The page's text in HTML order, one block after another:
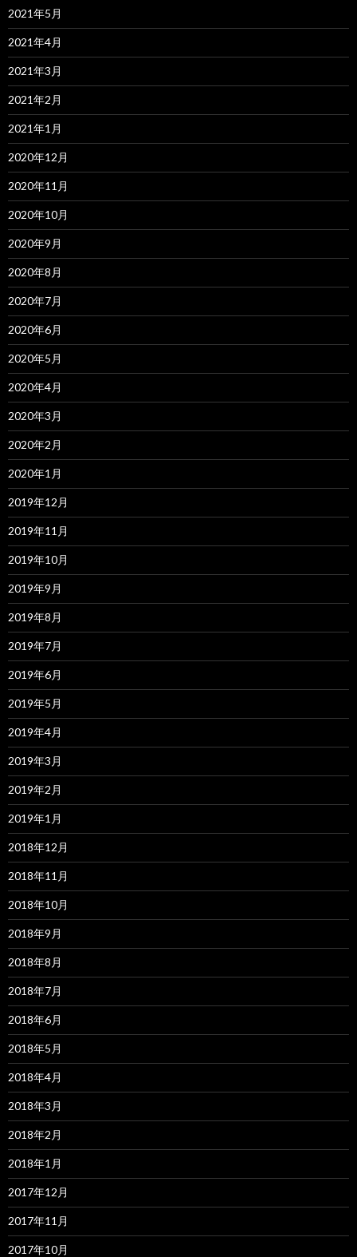
2021年5月
2021年4月
2021年3月
2021年2月
2021年1月
2020年12月
2020年11月
2020年10月
2020年9月
2020年8月
2020年7月
2020年6月
2020年5月
2020年4月
2020年3月
2020年2月
2020年1月
2019年12月
2019年11月
2019年10月
2019年9月
2019年8月
2019年7月
2019年6月
2019年5月
2019年4月
2019年3月
2019年2月
2019年1月
2018年12月
2018年11月
2018年10月
2018年9月
2018年8月
2018年7月
2018年6月
2018年5月
2018年4月
2018年3月
2018年2月
2018年1月
2017年12月
2017年11月
2017年10月